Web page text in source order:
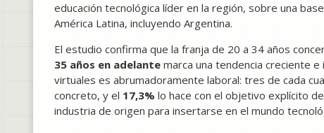
educación tecnológica líder en la región, sobre una
América Latina, incluyendo Argentina.
El estudio confirma que la franja de 20 a 34 años
35 años en adelante marca una tendencia creciente
virtuales es abrumadoramente laboral: tres de cada
concreto, y el 17,3% lo hace con el objetivo explícito
industria de origen para insertarse en el mundo